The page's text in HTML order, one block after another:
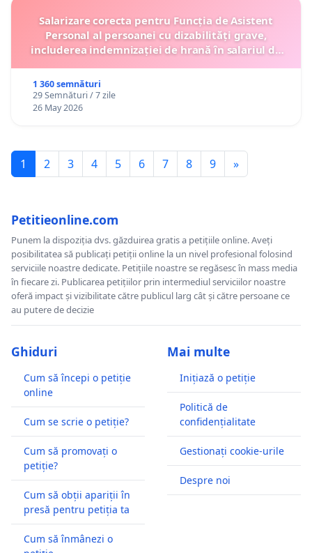
Salarizare corecta pentru Funcția de Asistent
Personal al persoanei cu dizabilități grave,
includerea indemnizației de hrană în salariul de
1 360 semnături
29 Semnături / 7 zile
26 May 2026
1 2 3 4 5 6 7 8 9 »
Petitieonline.com
Punem la dispoziția dvs. găzduirea gratis a petițiile online. Aveți
posibilitatea să publicați petiții online la un nivel profesional folosind
serviciile noastre dedicate. Petițiile noastre se regăsesc în mass media
în fiecare zi. Publicarea petițiilor prin intermediul serviciilor noastre
oferă impact și vizibilitate către publicul larg cât și către persoane ce
au putere de decizie
Ghiduri
Cum să începi o petiție
online
Cum se scrie o petiție?
Cum să promovați o
petiție?
Cum să obții apariții în
presă pentru petiția ta
Cum să înmânezi o
Mai multe
Inițiază o petiție
Politică de
confidențialitate
Gestionați cookie-urile
Despre noi